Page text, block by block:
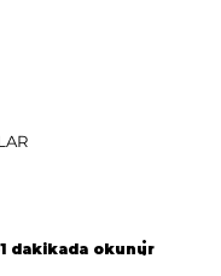
1 dakikada okunur